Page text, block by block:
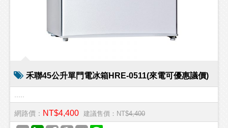
禾聯45公升單門電冰箱HRE-0511(來電可優惠議價)
網路價： NT$4,400 建議售價：NT$4,400